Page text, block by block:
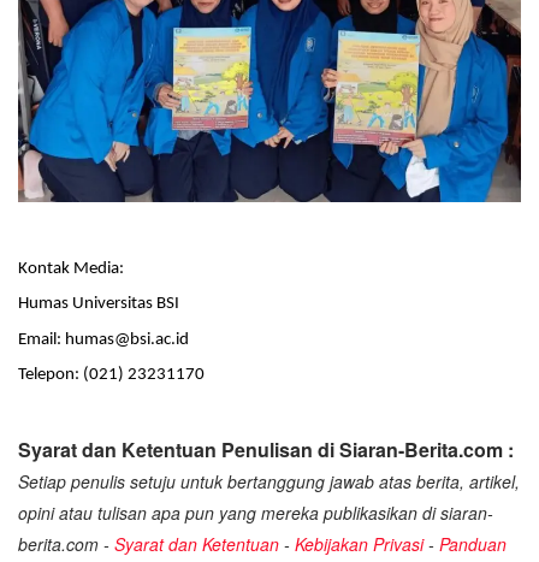
Kontak Media:
Humas Universitas BSI
Email: humas@bsi.ac.id
Telepon: (021) 23231170
Syarat dan Ketentuan Penulisan di Siaran-Berita.com :
Setiap penulis setuju untuk bertanggung jawab atas berita, artikel,
opini atau tulisan apa pun yang mereka publikasikan di siaran-
berita.com - Syarat dan Ketentuan - Kebijakan Privasi- Panduan